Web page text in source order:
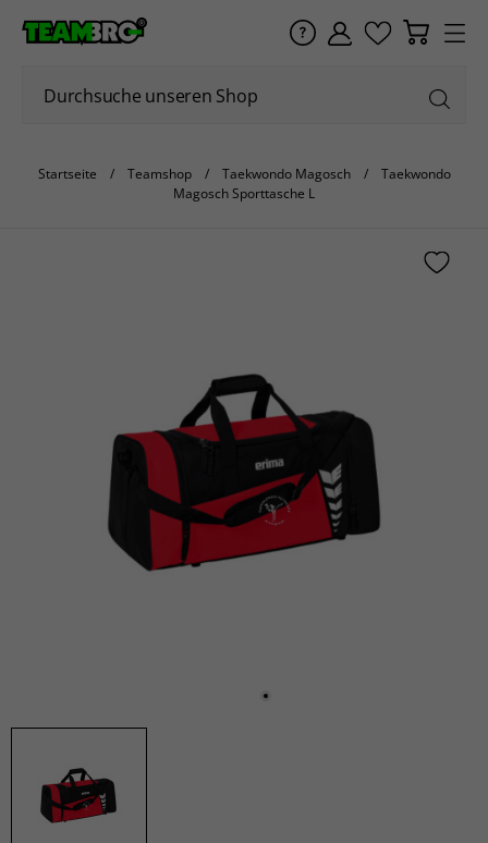
Startseite Teamshop Taekwondo Magosch
Taekwondo
Magosch Sporttasche L